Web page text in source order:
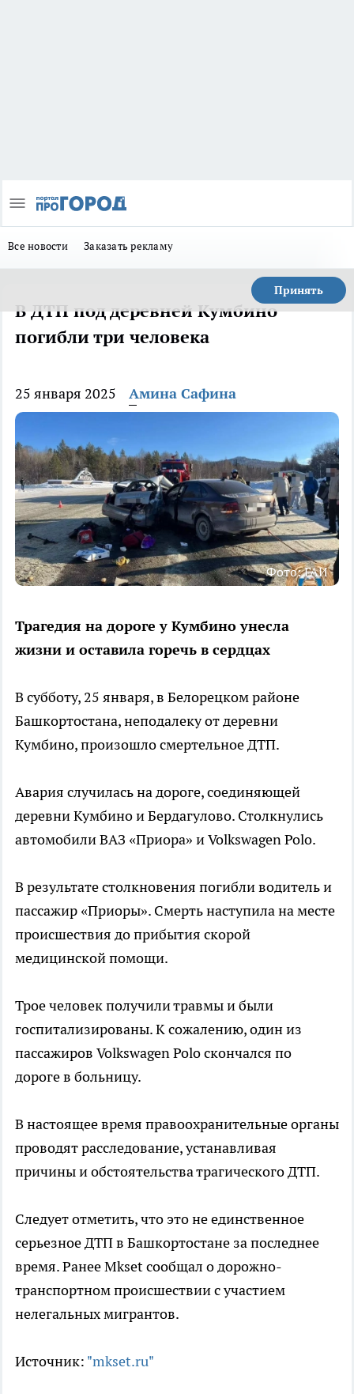
Все новости Заказать рекламу
Принять
В ДТП под деревней Кумбино
погибли три человека
25 января 2025 Амина Сафина
Фото: ГАИ
Трагедия на дороге у Кумбино унесла
жизни и оставила горечь в сердцах
В субботу, 25 января, в Белорецком районе
Башкортостана, неподалеку от деревни
Кумбино, произошло смертельное ДТП.
Авария случилась на дороге, соединяющей
деревни Кумбино и Бердагулово. Столкнулись
автомобили ВАЗ «Приора» и Volkswagen Polo.
В результате столкновения погибли водитель и
пассажир «Приоры». Смерть наступила на месте
происшествия до прибытия скорой
медицинской помощи.
Трое человек получили травмы и были
госпитализированы. К сожалению, один из
пассажиров Volkswagen Polo скончался по
дороге в больницу.
В настоящее время правоохранительные органы
проводят расследование, устанавливая
причины и обстоятельства трагического ДТП.
Следует отметить, что это не единственное
серьезное ДТП в Башкортостане за последнее
время. Ранее Mkset сообщал о дорожно-
транспортном происшествии с участием
нелегальных мигрантов.
Источник: "mkset.ru"